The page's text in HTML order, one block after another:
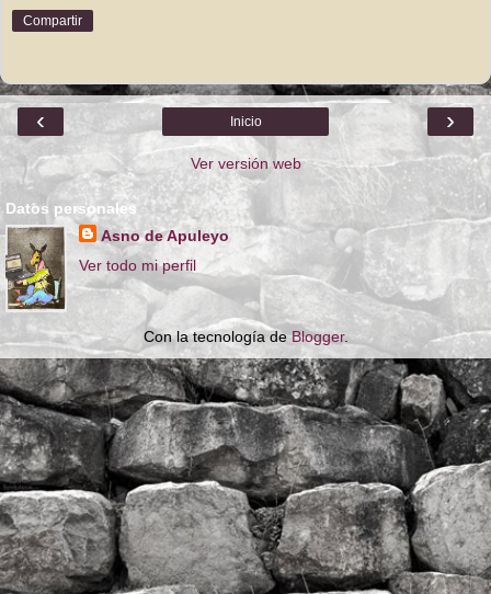
Compartir
‹ ›
Inicio
Ver versión web
Datos personales
Asno de Apuleyo
Ver todo mi perfil
Con la tecnología deBlogger.